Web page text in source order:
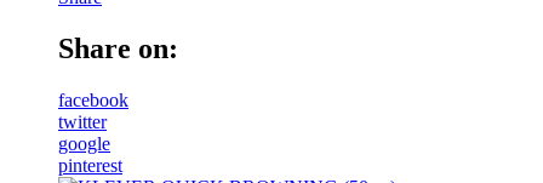
Share on:
facebook
twitter
google
pinterest